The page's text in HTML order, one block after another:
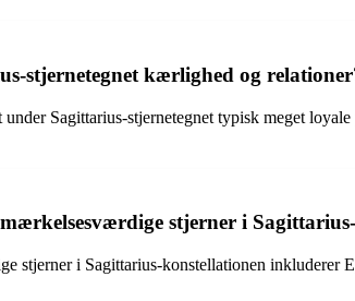
stjernetegnet kærlighed og
Sagittarius-stjernetegnet typisk meget
stjerner i
stjerner i Sagittarius-konstellationen